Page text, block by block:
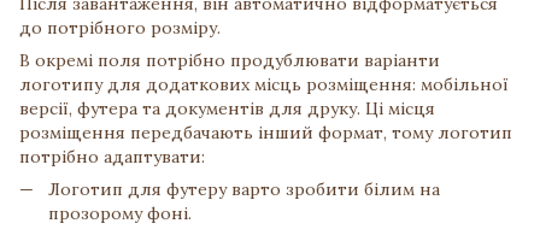
до потрібного розміру.
В окремі поля потрібно продублювати варіанти
логотипу для додаткових місць розміщення: мобільної
версії, футера та документів для друку. Ці місця
розміщення передбачають інший формат, тому логотип
потрібно адаптувати:
Логотип для футеру варто зробити білим на
прозорому фоні.